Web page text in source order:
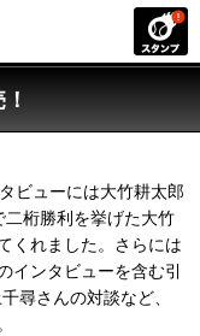
！
ビューには大竹耕太郎
桁勝利を挙げた大竹
くれました。さらには
インタビューを含む引
尋さんの対談など、